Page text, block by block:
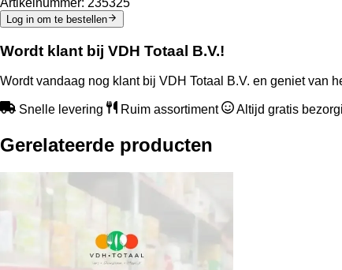
Log in om te bestellen
Wordt klant bij VDH Totaal B.V.!
Wordt vandaag nog klant bij VDH Totaal B.V. en geniet van
Snelle levering Ruim assortiment Altijd gratis
Gerelateerde producten